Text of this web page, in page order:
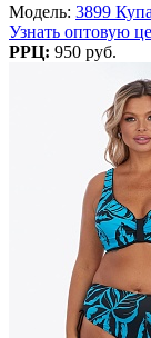
Модель: 3899
Узнать оптовую
РРЦ: 950 руб.